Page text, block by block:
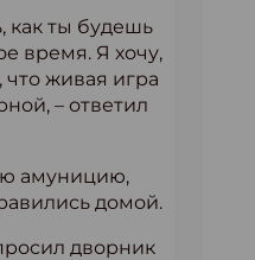
как ты будешь
время. Я хочу,
живая игра
– ответил
амуницию,
домой.
дворник